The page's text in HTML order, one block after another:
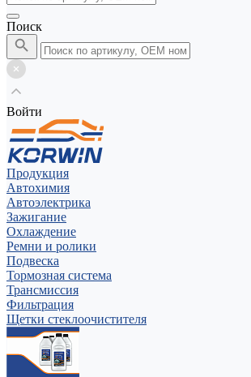
Поиск
Войти
Продукция
Автохимия
Автоэлектрика
Зажигание
Охлаждение
Ремни и ролики
Подвеска
Тормозная система
Трансмиссия
Фильтрация
Щетки стеклоочистителя